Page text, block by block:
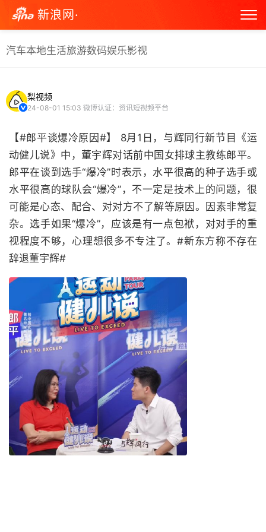
新浪网·
汽车本地生活旅游数码娱乐影视
梨视频
24-08-01 15:03 微博认证：资讯短视频平台
【#郎平谈爆冷原因#】 8月1日，与辉同行新节目《运
动健儿说》中，董宇辉对话前中国女排球主教练郎平。
郎平在谈到选手“爆冷”时表示，水平很高的种子选手或
水平很高的球队会“爆冷”，不一定是技术上的问题，很
可能是心态、配合、对对方不了解等原因。因素非常复
杂。选手如果“爆冷”，应该是有一点包袱，对对手的重
视程度不够，心理想很多不专注了。#新东方称不存在
辞退董宇辉#